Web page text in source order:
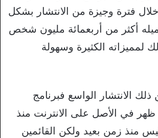
فترة وجيزة من الانتشار بشكل
أكثر من أربعمائة مليون شخص
لمميزاته الكثيرة وسهولة
الانتشار الواسع فبرنامج
في الأصل على الانترنت منذ
أي ليس منذ زمن بعيد ولكن القائمين